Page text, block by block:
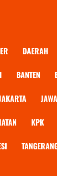
DAERAH
BANTEN
KPK